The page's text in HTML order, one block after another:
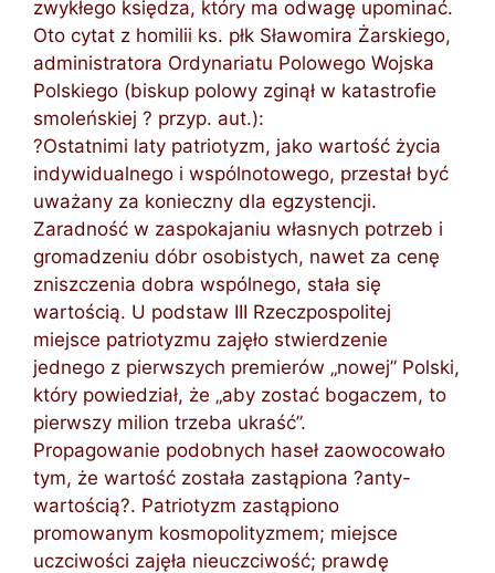
zwykłego księdza, który ma odwagę upominać.
Oto cytat z homilii ks. płk Sławomira Żarskiego,
administratora Ordynariatu Polowego Wojska
Polskiego (biskup polowy zginął w katastrofie
smoleńskiej ? przyp. aut.):
?Ostatnimi laty patriotyzm, jako wartość życia
indywidualnego i wspólnotowego, przestał być
uważany za konieczny dla egzystencji.
Zaradność w zaspokajaniu własnych potrzeb i
gromadzeniu dóbr osobistych, nawet za cenę
zniszczenia dobra wspólnego, stała się
wartością. U podstaw III Rzeczpospolitej
miejsce patriotyzmu zajęło stwierdzenie
jednego z pierwszych premierów „nowej” Polski,
który powiedział, że „aby zostać bogaczem, to
pierwszy milion trzeba ukraść”.
Propagowanie podobnych haseł zaowocowało
tym, że wartość została zastąpiona ?anty-
wartością?. Patriotyzm zastąpiono
promowanym kosmopolityzmem; miejsce
uczciwości zajęła nieuczciwość; prawdę